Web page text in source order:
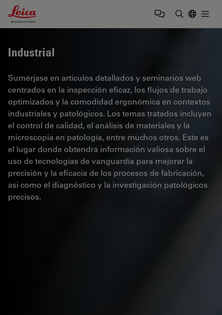
Leica Microsystems Logo
Industrial
Sumérjase en artículos detallados y seminarios web
centrados en la inspección eficaz, los flujos de trabajo
optimizados y la comodidad ergonómica en contextos
industriales y patológicos. Los temas tratados incluyen
el control de calidad, el análisis de materiales y la
microscopía en patología, entre muchos otros. Este es
el lugar donde obtendrá información valiosa sobre el
uso de tecnologías de vanguardia para mejorar la
precisión y la eficacia de los procesos de fabricación,
así como el diagnóstico y la investigación patológicos
precisos.